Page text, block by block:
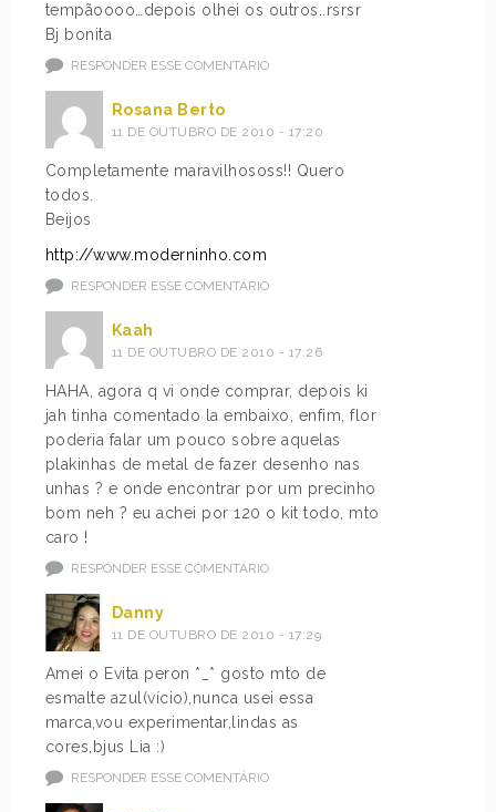
tempãoooo…depois olhei os outros..rsrsr
Bj bonita
RESPONDER ESSE COMENTÁRIO
Rosana Berto
11 DE OUTUBRO DE 2010 - 17:20
Completamente maravilhososs!! Quero
todos.
Beijos
http://www.moderninho.com
RESPONDER ESSE COMENTÁRIO
Kaah
11 DE OUTUBRO DE 2010 - 17:26
HAHA, agora q vi onde comprar, depois ki
jah tinha comentado la embaixo, enfim, flor
poderia falar um pouco sobre aquelas
plakinhas de metal de fazer desenho nas
unhas ? e onde encontrar por um precinho
bom neh ? eu achei por 120 o kit todo, mto
caro !
RESPONDER ESSE COMENTÁRIO
Danny
11 DE OUTUBRO DE 2010 - 17:29
Amei o Evita peron *_* gosto mto de
esmalte azul(vício),nunca usei essa
marca,vou experimentar,lindas as
cores,bjus Lia :)
RESPONDER ESSE COMENTÁRIO